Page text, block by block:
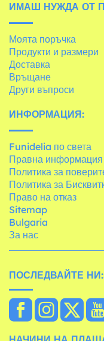
ИМАШ НУЖДА ОТ
Моята поръчка
Продукти и размери
Доставка
Връщане
Други въпроси
ИНФОРМАЦИЯ:
Funidelia по света
Правна информация
Политика за
Политика за
Право на отказ
Sitemap
Bulgaria
За нас
ПОСЛЕДВАЙТЕ